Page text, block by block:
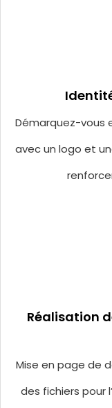
Démarquez-vous
avec un logo et
Réalisation
Mise en page de
des fichiers pour